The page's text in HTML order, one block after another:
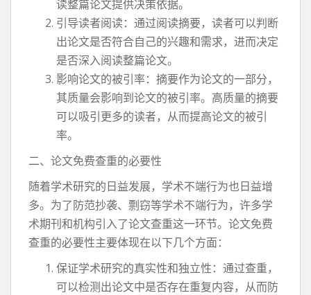
读整篇论文提供决策依据。
引导读者阅读：通过阅读摘要，读者可以判断
出论文是否符合自己的兴趣和需求，进而决定
是否深入阅读整篇论文。
影响论文的被引率：摘要作为论文的一部分，
其质量会影响到论文的被引率。高质量的摘要
可以吸引更多的读者，从而提高论文的被引
率。
二、论文免费查重的必要性
随着学术研究的日益发展，学术不端行为也日益增
多。为了防范抄袭、剽窃等学术不端行为，许多学
术期刊和机构引入了论文查重这一环节。论文免费
查重的必要性主要体现在以下几个方面：
保证学术研究的真实性和独立性：通过查重，
可以检测出论文中是否存在重复内容，从而防